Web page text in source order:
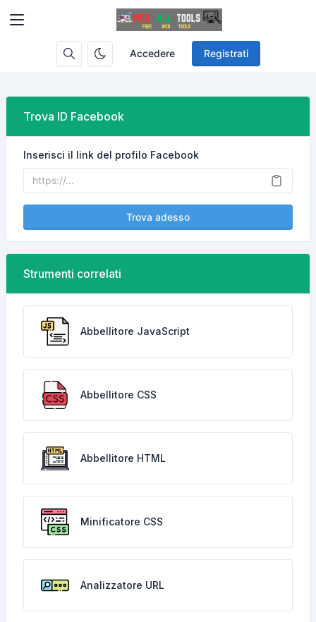
Accedere Registrati
Trova ID Facebook
Inserisci il link del profilo Facebook
Trova adesso
Strumenti correlati
Abbellitore JavaScript
Abbellitore CSS
Abbellitore HTML
Minificatore CSS
Analizzatore URL